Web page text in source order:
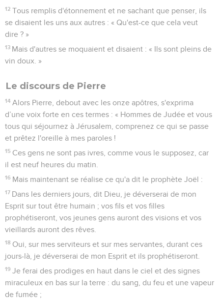
12 Tous remplis d'étonnement et ne sachant que penser, ils
se disaient les uns aux autres : « Qu'est-ce que cela veut
dire ? »
13 Mais d'autres se moquaient et disaient : « Ils sont pleins de
vin doux. »
Le discours de Pierre
14 Alors Pierre, debout avec les onze apôtres, s'exprima
d’une voix forte en ces termes : « Hommes de Judée et vous
tous qui séjournez à Jérusalem, comprenez ce qui se passe
et prêtez l'oreille à mes paroles !
15 Ces gens ne sont pas ivres, comme vous le supposez, car
il est neuf heures du matin.
16 Mais maintenant se réalise ce qu'a dit le prophète Joël :
17 Dans les derniers jours, dit Dieu, je déverserai de mon
Esprit sur tout être humain ; vos fils et vos filles
prophétiseront, vos jeunes gens auront des visions et vos
vieillards auront des rêves.
18 Oui, sur mes serviteurs et sur mes servantes, durant ces
jours-là, je déverserai de mon Esprit et ils prophétiseront.
19 Je ferai des prodiges en haut dans le ciel et des signes
miraculeux en bas sur la terre : du sang, du feu et une vapeur
de fumée ;